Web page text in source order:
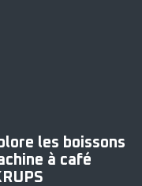
les boissons
à café